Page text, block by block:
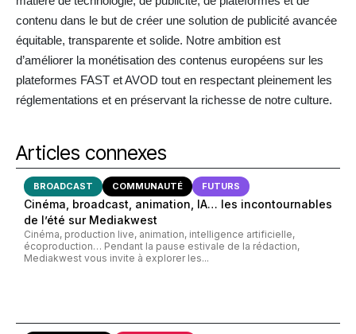
contenu dans le but de créer une solution de publicité avancée
équitable, transparente et solide. Notre ambition est
d’améliorer la monétisation des contenus européens sur les
plateformes FAST et AVOD tout en respectant pleinement les
réglementations et en préservant la richesse de notre culture.
Articles connexes
BROADCAST COMMUNAUTÉ FUTURS
Cinéma, broadcast, animation, IA… les incontournables
de l’été sur Mediakwest
Cinéma, production live, animation, intelligence artificielle,
écoproduction… Pendant la pause estivale de la rédaction,
Mediakwest vous invite à explorer les...